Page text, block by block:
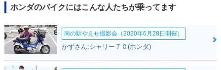
市販されていたPCXエレクトリックと同様。シート下に2個を搭載した。
また、後進アシスト機構も搭載。停車時にリバーススイッチとスターター
スイッチを押すことで作動した。ヘッドライトにはLEDを採用。
ホンダのバイクにはこんな人たちが乗ってます
南の駅やえせ撮影会（2020年6月28日開催）
かずさん:シャリー７０(ホンダ)